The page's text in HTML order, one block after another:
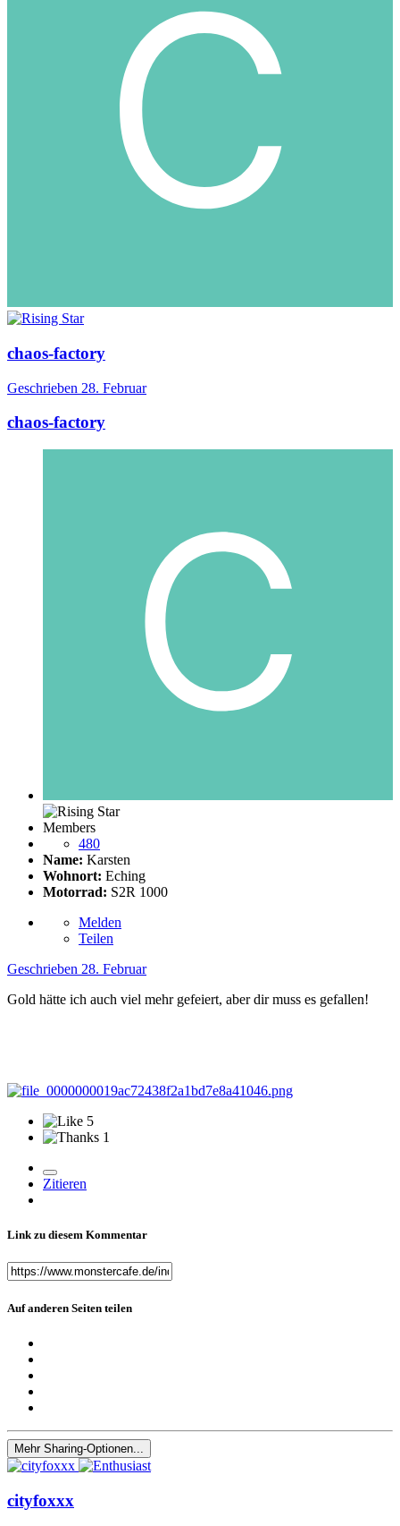
chaos-factory
Geschrieben 28. Februar
chaos-factory
Members
480
Name: Karsten
Wohnort: Eching
Motorrad: S2R 1000
Melden
Teilen
Geschrieben 28. Februar
Gold hätte ich auch viel mehr gefeiert, aber dir muss es gefallen!
5
1
Zitieren
Link zu diesem Kommentar
Auf anderen Seiten teilen
Mehr Sharing-Optionen...
cityfoxxx